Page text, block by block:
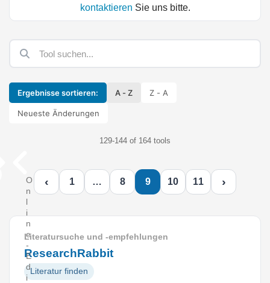
kontaktieren Sie uns bitte.
Ergebnisse sortieren: A - Z Z - A
Neueste Änderungen
129-144 of 164 tools
O
n
l
i
n
e
-
E
d
i
‹ 1 … 8 9 10 11 ›
Literatursuche und -empfehlungen
ResearchRabbit
Literatur finden